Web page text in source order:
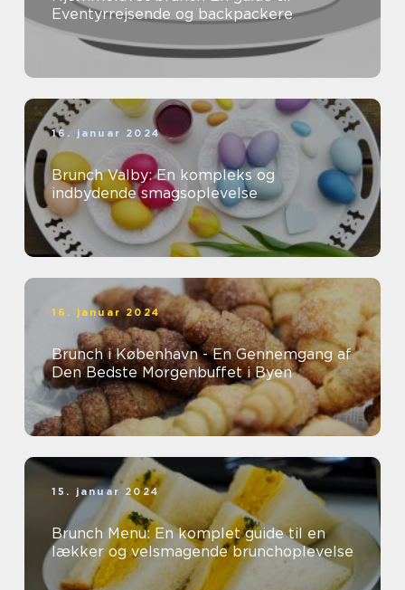
Eventyrrejsende og backpackere
16. januar 2024
Brunch Valby: En kompleks og
indbydende smagsoplevelse
16. januar 2024
Brunch i København - En Gennemgang af
Den Bedste Morgenbuffet i Byen
15. januar 2024
Brunch Menu: En komplet guide til en
lækker og velsmagende brunchoplevelse